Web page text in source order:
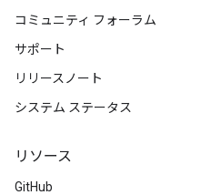
コミュニティ フォーラム
サポート
リリースノート
システム ステータス
リソース
GitHub